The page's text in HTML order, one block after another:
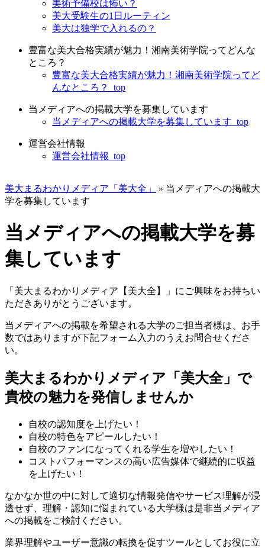
美術予備校は怖い？
美大受験生の1日ルーティン
美大は独学で入れるの？
豊富な美大合格実績が魅力！湘南美術学院ってどんな
ところ？
豊富な美大合格実績が魅力！湘南美術学院ってど
んなところ？_top
当メディアへの掲載大学を募集しています
当メディアへの掲載大学を募集しています_top
運営会社情報
運営会社情報_top
美大まるわかりメディア「美大全」 » 当メディアへの掲載大
学を募集しています
当メディアへの掲載大学を募
集しています
「美大まるわかりメディア【美大全】」にご興味をお持ちい
ただきありがとうございます。
当メディアへの掲載を希望される大学のご担当者様は、お手
数ではありますが下記フォーム入力のうえお問合せくださ
い。
美大まるわかりメディア「美大全」で
貴校の魅力を発信しませんか
自校の認知度を上げたい！
自校の特色をアピールしたい！
自校のファンになってくれる学生を増やしたい！
コストパフォーマンスの高い広告媒体で継続的に収益
を上げたい！
なかなか世の中に対して適切な情報発信やサービス理解が浸
透せず、理解・認知に悩まれている大学様は是非当メディア
への掲載をご検討ください。
業界理解やユーザー意識の転換を促すツールとしてお役に立